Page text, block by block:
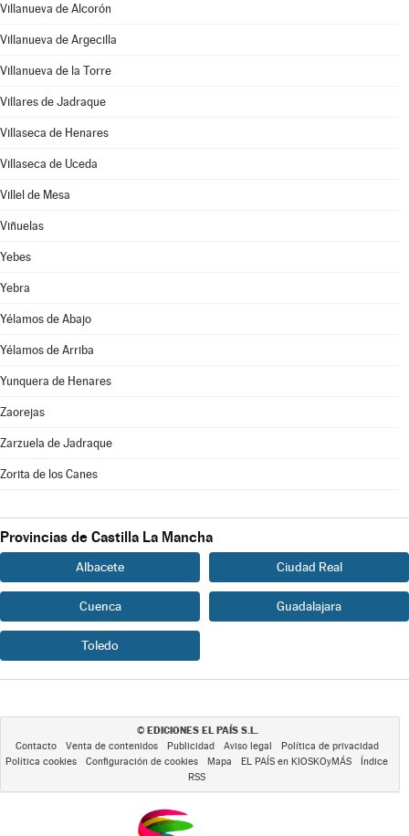
Villanueva de Alcorón
Villanueva de Argecilla
Villanueva de la Torre
Villares de Jadraque
Villaseca de Henares
Villaseca de Uceda
Villel de Mesa
Viñuelas
Yebes
Yebra
Yélamos de Abajo
Yélamos de Arriba
Yunquera de Henares
Zaorejas
Zarzuela de Jadraque
Zorita de los Canes
Provincias de Castilla La Mancha
Albacete Ciudad Real
Cuenca Guadalajara
Toledo
© EDICIONES EL PAÍS S.L.
Contacto Venta de contenidos Publicidad Aviso legal
Política de privacidad
Política cookies
Configuración de cookies Mapa EL PAÍS en KIOSKOyMÁS
Índice
RSS